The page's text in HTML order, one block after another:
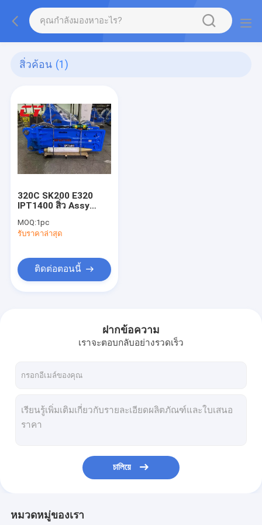
สิ่วค้อน (1)
320C SK200 E320
IPT1400 สิ่ว Assy
MOQ:1pc
รับราคาล่าสุด
ติดต่อตอนนี้
ฝากข้อความ
เราจะตอบกลับอย่างรวดเร็ว
চালিয়ে
หมวดหมู่ของเรา